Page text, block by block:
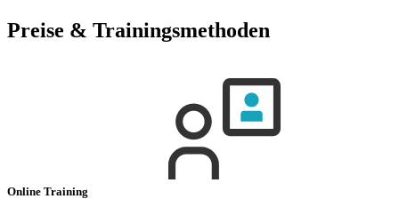
Preise & Trainingsmethoden
Online Training